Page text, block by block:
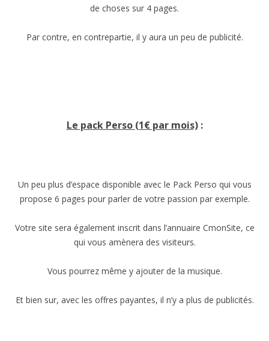
de choses sur 4 pages.
Par contre, en contrepartie, il y aura un peu de publicité.
Le pack Perso (1€ par mois):
Un peu plus d’espace disponible avec le Pack Perso qui vous
propose 6 pages pour parler de votre passion par exemple.
Votre site sera également inscrit dans l’annuaire CmonSite, ce
qui vous amènera des visiteurs.
Vous pourrez même y ajouter de la musique.
Et bien sur, avec les offres payantes, il n’y a plus de publicités.